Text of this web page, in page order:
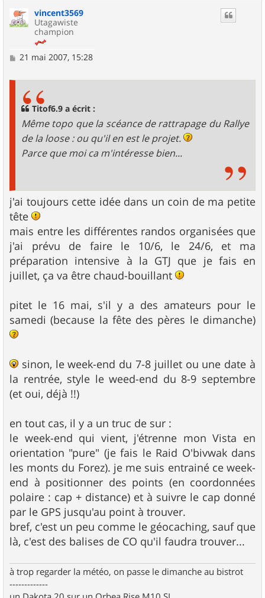
vincent3569
Utagawiste
champion
M
21 mai 2007, 15:28
Titof6.9 a écrit :
Même topo que la scéance de rattrapage du Rallye
de la loose : ou qu'il en est le projet.
Parce que moi ca m'intéresse bien...
j'ai toujours cette idée dans un coin de ma petite
tête
mais entre les différentes randos organisées que
j'ai prévu de faire le 10/6, le 24/6, et ma
préparation intensive à la GTJ que je fais en
juillet, ça va être chaud-bouillant
pitet le 16 mai, s'il y a des amateurs pour le
samedi (because la fête des pères le dimanche)
sinon, le week-end du 7-8 juillet ou une date à
la rentrée, style le weed-end du 8-9 septembre
(et oui, déjà !!)
en tout cas, il y a un truc de sur :
le week-end qui vient, j'étrenne mon Vista en
orientation "pure" (je fais le Raid O'bivwak dans
les monts du Forez). je me suis entrainé ce week-
end à positionner des points (en coordonnées
polaire : cap + distance) et à suivre le cap donné
par le GPS jusqu'au point à trouver.
bref, c'est un peu comme le géocaching, sauf que
là, c'est des balises de CO qu'il faudra trouver...
à trop regarder la météo, on passe le dimanche au bistrot
-------------